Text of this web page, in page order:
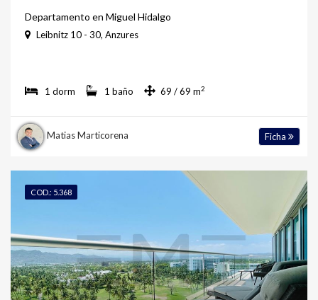
Departamento en Miguel Hidalgo
Leibnitz 10 - 30, Anzures
1 dorm 1 baño 69 / 69 m2
Matias Marticorena Ficha
COD.: 5.368